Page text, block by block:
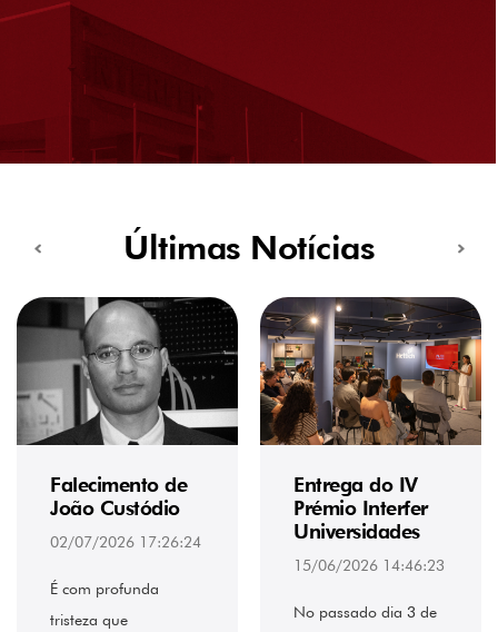
Últimas Notícias
02/07/2026 17:26:24
Falecimento de
João Custódio
É com profunda
tristeza que
15/06/2026 14:46:23
Entrega do IV
Prémio Interfer
Universidades
No passado dia 3 de